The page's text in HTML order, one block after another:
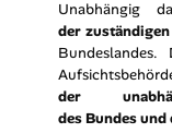
Unabhängig
der
der
des Bundes und